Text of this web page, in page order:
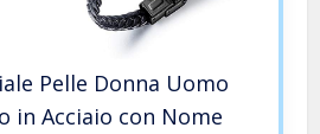
Pelle Donna Uomo
in Acciaio con Nome